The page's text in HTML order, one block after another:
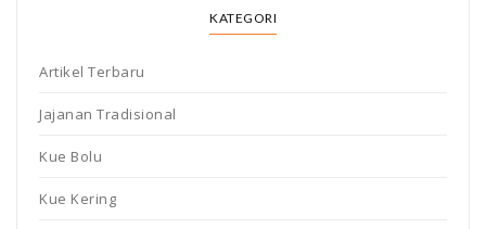
KATEGORI
Artikel Terbaru
Jajanan Tradisional
Kue Bolu
Kue Kering